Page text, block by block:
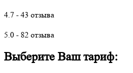
4.7 - 43 отзыва
5.0 - 82 отзыва
Выберите Ваш тариф: